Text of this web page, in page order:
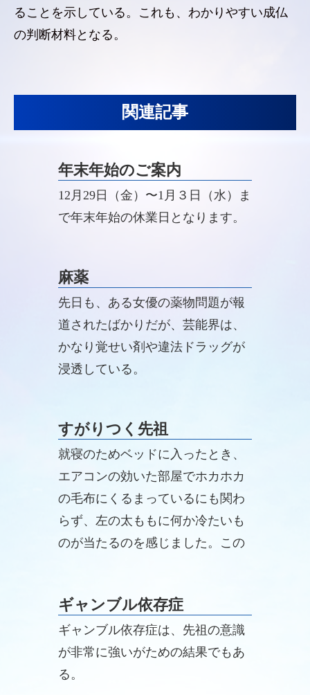
ることを示している。これも、わかりやすい成仏
の判断材料となる。
関連記事
年末年始のご案内
12月29日（金）〜1月３日（水）ま
で年末年始の休業日となります。
麻薬
先日も、ある女優の薬物問題が報
道されたばかりだが、芸能界は、
かなり覚せい剤や違法ドラッグが
浸透している。
すがりつく先祖
就寝のためベッドに入ったとき、
エアコンの効いた部屋でホカホカ
の毛布にくるまっているにも関わ
らず、左の太ももに何か冷たいも
のが当たるのを感じました。この
触っている」と以前に星椎先生が
述べられたのを思い出しました。
ギャンブル依存症
ギャンブル依存症は、先祖の意識
が非常に強いがための結果でもあ
る。